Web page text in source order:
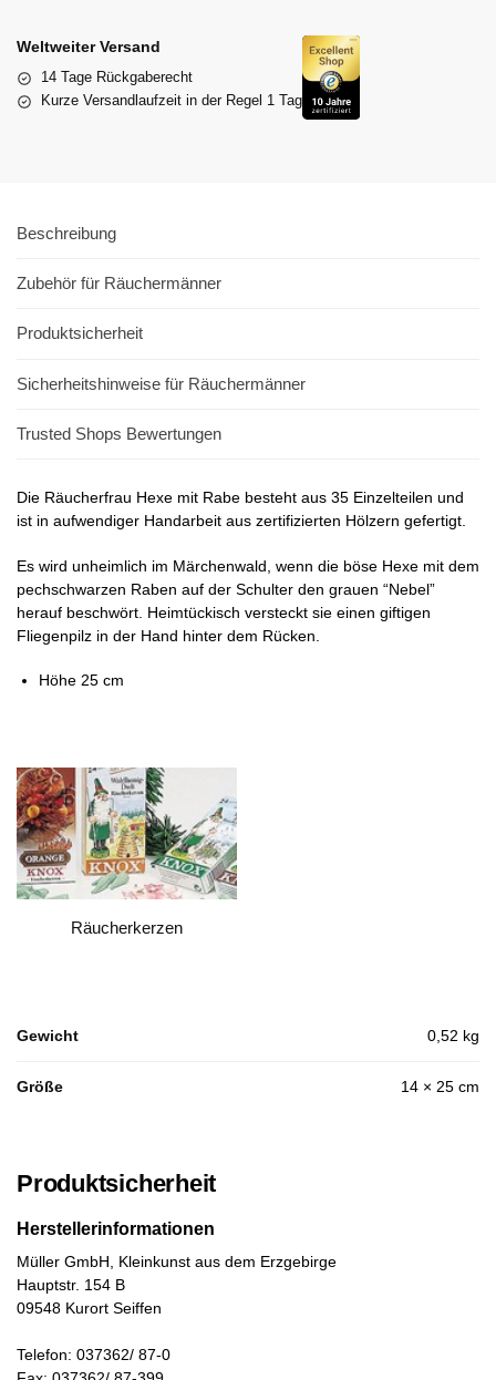
Weltweiter Versand
14 Tage Rückgaberecht
Kurze Versandlaufzeit in der Regel 1 Tag
Beschreibung
Zubehör für Räuchermänner
Produktsicherheit
Sicherheitshinweise für Räuchermänner
Trusted Shops Bewertungen
Die Räucherfrau Hexe mit Rabe besteht aus 35 Einzelteilen und
ist in aufwendiger Handarbeit aus zertifizierten Hölzern gefertigt.
Es wird unheimlich im Märchenwald, wenn die böse Hexe mit dem
pechschwarzen Raben auf der Schulter den grauen “Nebel”
herauf beschwört. Heimtückisch versteckt sie einen giftigen
Fliegenpilz in der Hand hinter dem Rücken.
Höhe 25 cm
Räucherkerzen
Gewicht 0,52 kg
Größe 14 × 25 cm
Produktsicherheit
Herstellerinformationen
Müller GmbH, Kleinkunst aus dem Erzgebirge
Hauptstr. 154 B
09548 Kurort Seiffen
Telefon: 037362/ 87-0